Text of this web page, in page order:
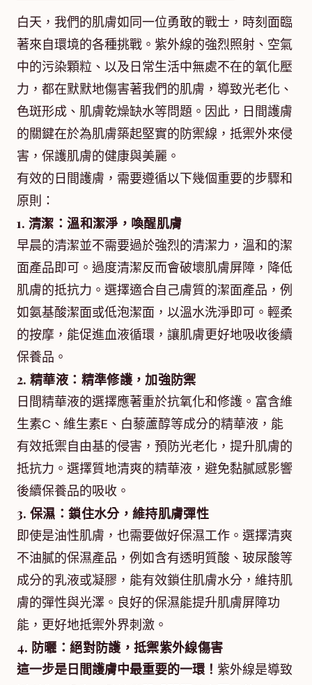
白天，我們的肌膚如同一位勇敢的戰士，時刻面臨
著來自環境的各種挑戰。紫外線的強烈照射、空氣
中的污染顆粒、以及日常生活中無處不在的氧化壓
力，都在默默地傷害著我們的肌膚，導致光老化、
色斑形成、肌膚乾燥缺水等問題。因此，日間護膚
的關鍵在於為肌膚築起堅實的防禦線，抵禦外來侵
害，保護肌膚的健康與美麗。
有效的日間護膚，需要遵循以下幾個重要的步驟和
原則：
1. 清潔：溫和潔淨，喚醒肌膚
早晨的清潔並不需要過於強烈的清潔力，溫和的潔
面產品即可。過度清潔反而會破壞肌膚屏障，降低
肌膚的抵抗力。選擇適合自己膚質的潔面產品，例
如氨基酸潔面或低泡潔面，以溫水洗淨即可。輕柔
的按摩，能促進血液循環，讓肌膚更好地吸收後續
保養品。
2. 精華液：精準修護，加強防禦
日間精華液的選擇應著重於抗氧化和修護。富含維
生素C、維生素E、白藜蘆醇等成分的精華液，能
有效抵禦自由基的侵害，預防光老化，提升肌膚的
抵抗力。選擇質地清爽的精華液，避免黏膩感影響
後續保養品的吸收。
3. 保濕：鎖住水分，維持肌膚彈性
即使是油性肌膚，也需要做好保濕工作。選擇清爽
不油膩的保濕產品，例如含有透明質酸、玻尿酸等
成分的乳液或凝膠，能有效鎖住肌膚水分，維持肌
膚的彈性與光澤。良好的保濕能提升肌膚屏障功
能，更好地抵禦外界刺激。
4. 防曬：絕對防護，抵禦紫外線傷害
這一步是日間護膚中最重要的一環！ 紫外線是導致